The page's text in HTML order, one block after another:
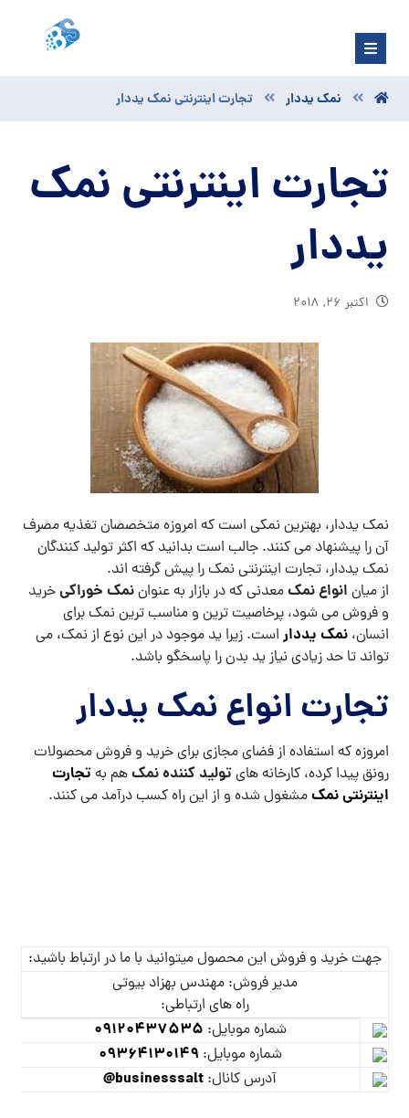
نمک یددار تجارت اینترنتی نمک یددار
تجارت اینترنتی نمک
یددار
اکتبر ۲۶, ۲۰۱۸
نمک یددار، بهترین نمکی است که امروزه متخصصان تغذیه مصرف
آن را پیشنهاد می کنند. جالب است بدانید که اکثر تولید کنندگان
نمک یددار، تجارت اینترنتی نمک را پیش گرفته اند.
از میان انواع نمکمعدنی که در بازار به عنواننمک خوراکیخرید
و فروش می شود، پرخاصیت ترین و مناسب ترین نمک برای
انسان،نمک یددار است. زیرا ید موجود در این نوع از نمک، می
تواند تا حد زیادی نیاز ید بدن را پاسخگو باشد.
تجارت انواع نمک یددار
امروزه که استفاده از فضای مجازی برای خرید و فروش محصولات
رونق پیدا کرده، کارخانه هایتولید کننده نمکهم بهتجارت
اینترنتی نمکمشغول شده و از این راه کسب درآمد می کنند.
جهت خرید و فروش این محصول میتوانید با ما در ارتباط باشید:
مدیر فروش: مهندس بهزاد بیوتی
راه های ارتباطی:
شماره موبایل: 09120437535
شماره موبایل: 09364130149
آدرس کانال: businesssalt@